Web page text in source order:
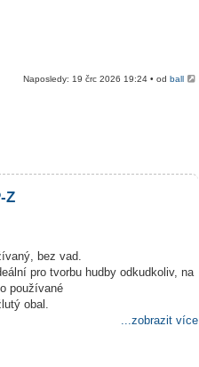
Naposledy: 19 črc 2026 19:24 • odball
Z
bez vad.
pro tvorbu hudby odkudkoliv, na
používané
obal.
...zobrazit více